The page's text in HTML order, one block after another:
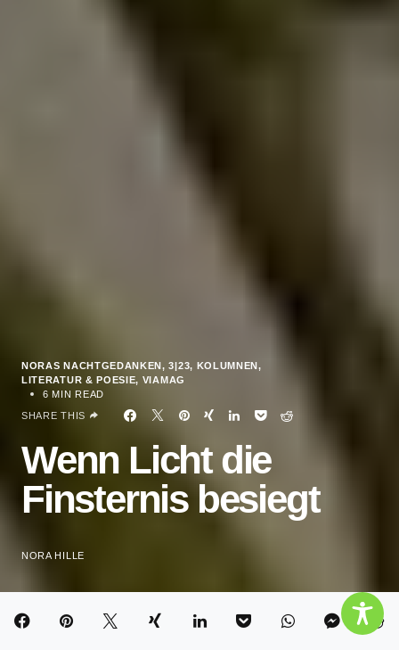
NORAS NACHTGEDANKEN 3|23
KOLUMNEN
LITERATUR & POESIE
VIAMAG
6 MIN READ
SHARE THIS
Wenn Licht die
Finsternis besiegt
NORA HILLE